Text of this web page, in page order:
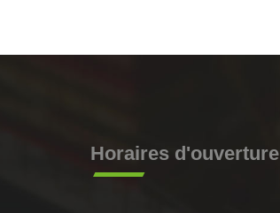
Horaires d'ouverture